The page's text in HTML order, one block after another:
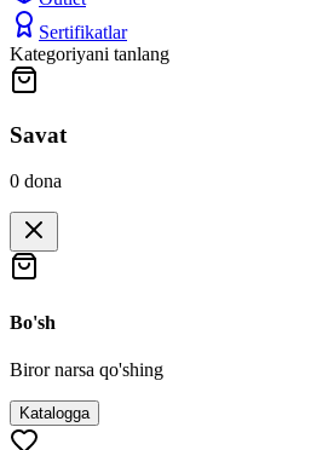
Sertifikatlar
Kategoriyani tanlang
Savat
0 dona
Bo'sh
Biror narsa qo'shing
Katalogga